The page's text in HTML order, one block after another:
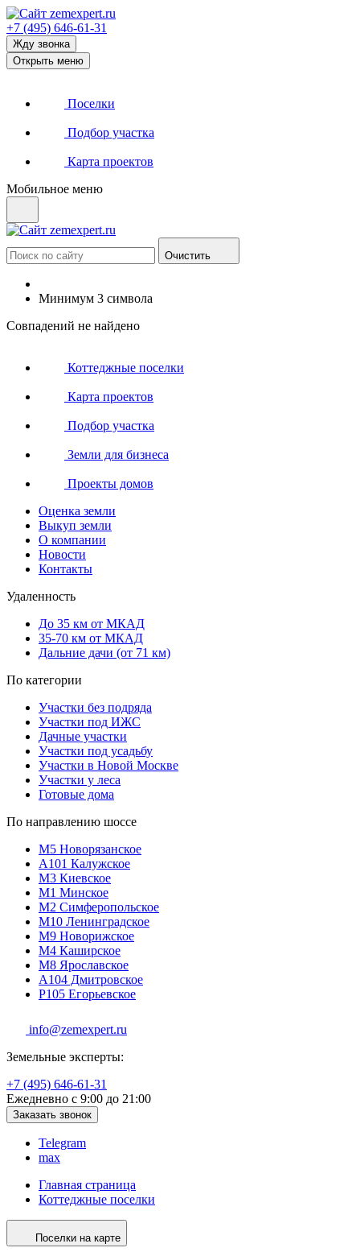
+7 (495) 646-61-31
Жду звонка
Открыть меню
Поселки
Подбор участка
Карта проектов
Мобильное меню
Очистить
Минимум 3 символа
Совпадений не найдено
Коттеджные поселки
Карта проектов
Подбор участка
Земли для бизнеса
Проекты домов
Оценка земли
Выкуп земли
О компании
Новости
Контакты
Удаленность
До 35 км от МКАД
35-70 км от МКАД
Дальние дачи (от 71 км)
По категории
Участки без подряда
Участки под ИЖС
Дачные участки
Участки под усадьбу
Участки в Новой Москве
Участки у леса
Готовые дома
По направлению шоссе
М5 Новорязанское
A101 Калужское
М3 Киевское
М1 Минское
М2 Симферопольское
М10 Ленинградское
М9 Новорижское
М4 Каширское
М8 Ярославское
A104 Дмитровское
P105 Егорьевское
info@zemexpert.ru
Земельные эксперты:
+7 (495) 646-61-31
Ежедневно с 9:00 до 21:00
Заказать звонок
Telegram
max
Главная страница
Коттеджные поселки
Поселки на карте